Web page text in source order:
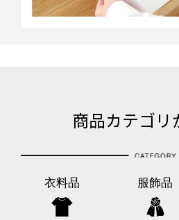
商品カテゴリ
衣料品 服飾品